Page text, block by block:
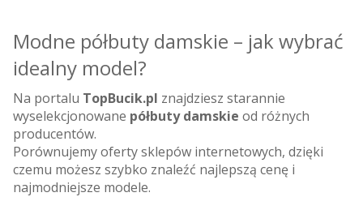
Modne półbuty damskie – jak wybrać
idealny model?
Na portalu TopBucik.pl znajdziesz starannie
wyselekcjonowane półbuty damskie od różnych
producentów.
Porównujemy oferty sklepów internetowych, dzięki
czemu możesz szybko znaleźć najlepszą cenę i
najmodniejsze modele.